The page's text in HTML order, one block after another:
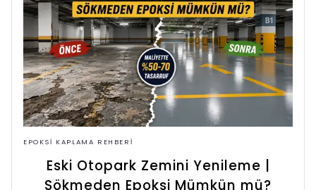
EPOKSI KAPLAMA REHBERI
Eski Otopark Zemini Yenileme |
Sökmeden Epoksi Mümkün mü?